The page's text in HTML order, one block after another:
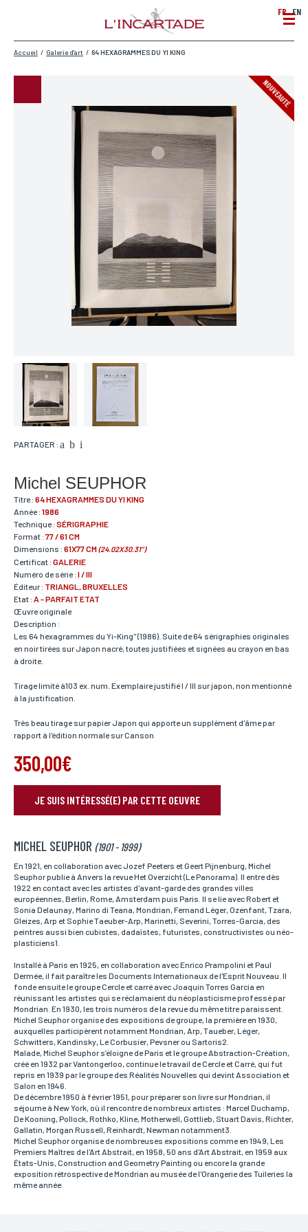
FR EN
Accueil / Galerie d'art / 64 HEXAGRAMMES DU YI KING
NOUVEAUTÉ
PARTAGER :
Michel SEUPHOR
Titre : 64 HEXAGRAMMES DU YI KING
Année : 1986
Technique : SÉRIGRAPHIE
Format : 77 / 61 CM
Dimensions : 61X77 CM(24.02X30.31")
Certificat : GALERIE
Numéro de série : I / III
Éditeur : TRIANGL, BRUXELLES
Etat : A - PARFAIT ETAT
Œuvre originale
Description :
Les 64 hexagrammes du Yi-King" (1986). Suite de 64 sérigraphies originales
en noir tirées sur Japon nacré, toutes justifiées et signées au crayon en bas
à droite.
Tirage limité à103 ex. num. Exemplaire justifié I / III sur japon, non mentionné
à la justification.
Très beau tirage sur papier Japon qui apporte un supplément d'âme par
rapport à l'édition normale sur Canson
350,00€
JE SUIS INTÉRESSÉ(E) PAR CETTE OEUVRE
RÉSERVER VOTRE OEUVRE
Nom*
vous pouvez nous laisser vos nom et prénom.
Prénom*
Si vous souhaitez recevoir une réponse personnalisée,
vous pouvez nous laisser vos nom et prénom.
Email*
Votre adresse mail sert uniquement à vous répondre.
Téléphone
Si vous préférez que l’on vous contacte par téléphone,
vous pouvez indiquer votre numéro.
Adresse
Si vous souhaitez recevoir une réponse personnalisée,
vous pouvez nous laisser votre adresse.
MICHEL SEUPHOR (1901 - 1999)
En 1921, en collaboration avec Jozef Peeters et Geert Pijnenburg, Michel
Seuphor publie à Anvers la revue Het Overzicht (Le Panorama). Il entre dès
1922 en contact avec les artistes d'avant-garde des grandes villes
européennes, Berlin, Rome, Amsterdam puis Paris. Il se lie avec Robert et
Sonia Delaunay, Marino di Teana, Mondrian, Fernand Léger, Ozenfant, Tzara,
Gleizes, Arp et Sophie Taeuber-Arp, Marinetti, Severini, Torres-García, des
peintres aussi bien cubistes, dadaïstes, futuristes, constructivistes ou néo-
plasticiens1.
Installé à Paris en 1925, en collaboration avec Enrico Prampolini et Paul
Dermée, il fait paraître les Documents Internationaux de l'Esprit Nouveau. Il
fonde ensuite le groupe Cercle et carré avec Joaquín Torres García en
réunissant les artistes qui se réclamaient du néoplasticisme professé par
Mondrian. En 1930, les trois numéros de la revue du même titre paraissent.
Michel Seuphor organise des expositions de groupe, la première en 1930,
auxquelles participèrent notamment Mondrian, Arp, Taueber, Léger,
Schwitters, Kandinsky, Le Corbusier, Pevsner ou Sartoris2.
Malade, Michel Seuphor s’éloigne de Paris et le groupe Abstraction-Création,
créé en 1932 par Vantongerloo, continue le travail de Cercle et Carré, qui fut
repris en 1939 par le groupe des Réalités Nouvelles qui devint Association et
Salon en 1946.
De décembre 1950 à février 1951, pour préparer son livre sur Mondrian, il
séjourne à New York, où il rencontre de nombreux artistes : Marcel Duchamp,
De Kooning, Pollock, Rothko, Kline, Motherwell, Gottlieb, Stuart Davis, Richter,
Gallatin, Morgan Russell, Reinhardt, Newman notamment3.
Michel Seuphor organise de nombreuses expositions comme en 1949, Les
Premiers Maîtres de l'Art Abstrait, en 1958, 50 ans d'Art Abstrait, en 1959 aux
États-Unis, Construction and Geometry Painting ou encore la grande
exposition rétrospective de Mondrian au musée de l'Orangerie des Tuileries la
même année.